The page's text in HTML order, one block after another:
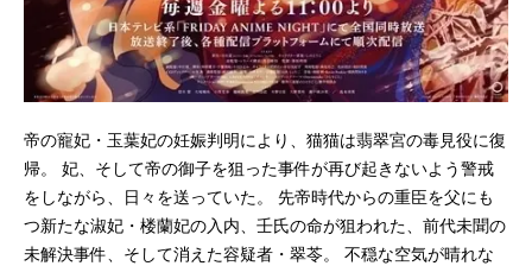
帝の寵妃・玉葉妃の妊娠判明により、猫猫は翡翠宮の毒見役に復
帰。 妃、そして帝の御子を狙った事件が再び起きないよう警戒
をしながら、日々を送っていた。 先帝時代からの重臣を父にも
つ新たな淑妃・楼蘭妃の入内、壬氏の命が狙われた、前代未聞の
未解決事件、そして消えた容疑者・翠苓。 不穏な空気が晴れな